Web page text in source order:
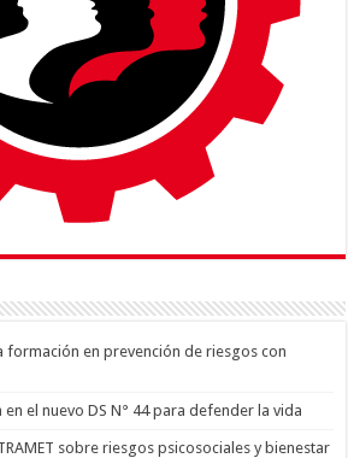
formación en prevención de riesgos con
en el nuevo DS N° 44 para defender la vida
sobre riesgos psicosociales y bienestar